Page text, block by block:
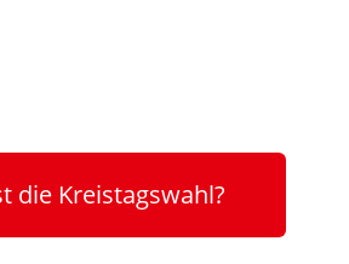
die Kreistagswahl?